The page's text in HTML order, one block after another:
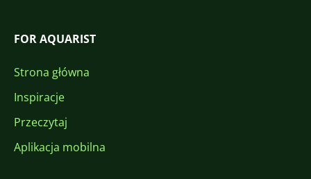
FOR AQUARIST
Strona główna
Inspiracje
Przeczytaj
Aplikacja mobilna